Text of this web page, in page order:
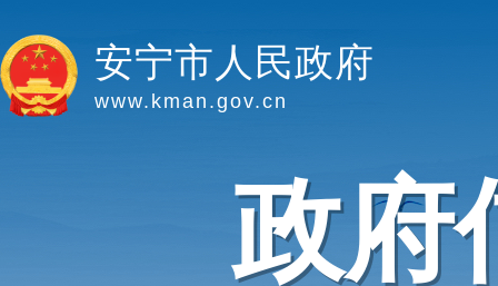
安宁市人民政府
www.kman.gov.cn
政府